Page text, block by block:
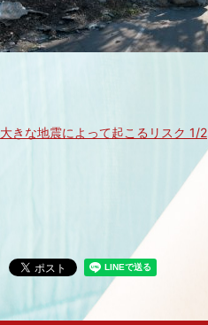
大きな地震によって起こるリスク 1/2